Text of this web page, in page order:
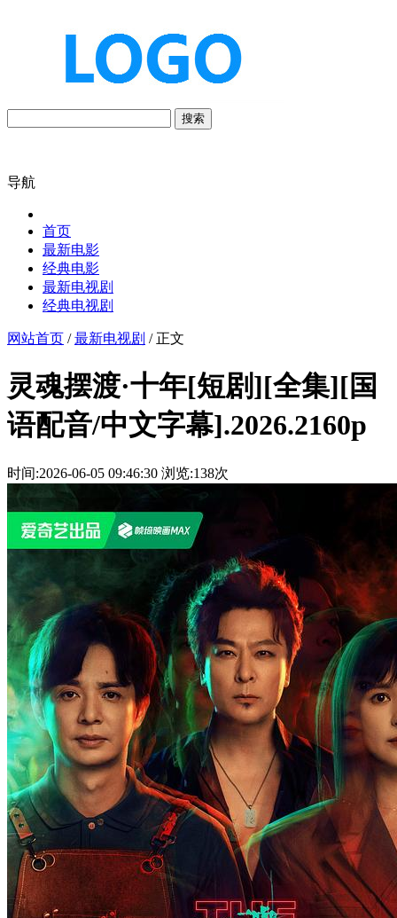
搜索
导航
首页
最新电影
经典电影
最新电视剧
经典电视剧
网站首页 /最新电视剧 / 正文
灵魂摆渡·十年[短剧][全集][国
语配音/中文字幕].2026.2160p
时间:2026-06-05 09:46:30 浏览:138次